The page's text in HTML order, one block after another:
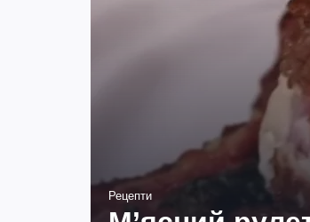
Рецепти